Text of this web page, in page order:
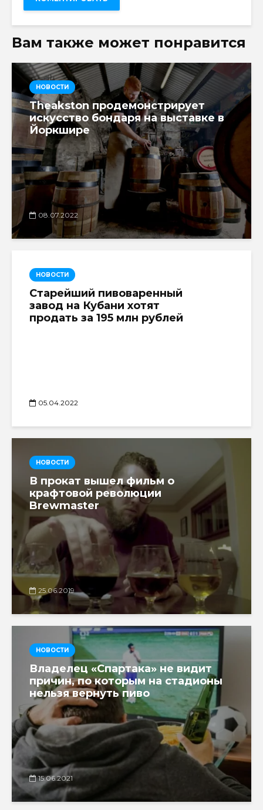
Вам также может понравится
НОВОСТИ
Theakston продемонстрирует
искусство бондаря на выставке в
Йоркшире
08.07.2022
НОВОСТИ
Старейший пивоваренный
завод на Кубани хотят
продать за 195 млн рублей
05.04.2022
НОВОСТИ
В прокат вышел фильм о
крафтовой революции
Brewmaster
25.06.2019
НОВОСТИ
Владелец «Спартака» не видит
причин, по которым на стадионы
нельзя вернуть пиво
15.06.2021